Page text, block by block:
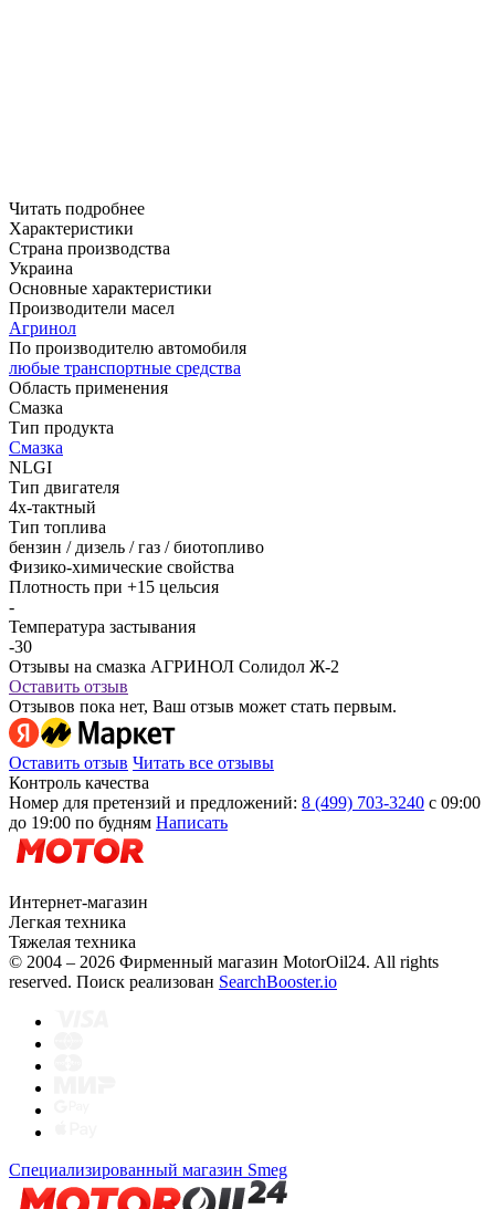
Читать подробнее
Характеристики
Страна производства
Украина
Основные характеристики
Производители масел
Агринол
По производителю автомобиля
любые транспортные средства
Область применения
Смазка
Тип продукта
Смазка
NLGI
Тип двигателя
4х-тактный
Тип топлива
бензин / дизель / газ / биотопливо
Физико-химические свойства
Плотность при +15 цельсия
-
Температура застывания
-30
Отзывы на смазка АГРИНОЛ Солидол Ж-2
Оставить отзыв
Отзывов пока нет, Ваш отзыв может стать первым.
Оставить отзыв Читать все отзывы
Контроль качества
Номер для претензий и предложений: 8 (499) 703-3240 с 09:00
до 19:00 по будням Написать
Интернет-магазин
Легкая техника
Тяжелая техника
© 2004 – 2026 Фирменный магазин MotorOil24. All rights
reserved. Поиск реализован SearchBooster.io
Специализированный магазин Smeg